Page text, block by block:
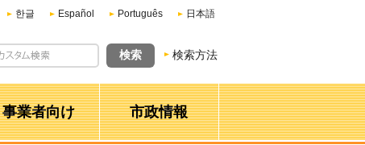
한글 Español Português
日本語
検索方法
事業者向け 市政情報